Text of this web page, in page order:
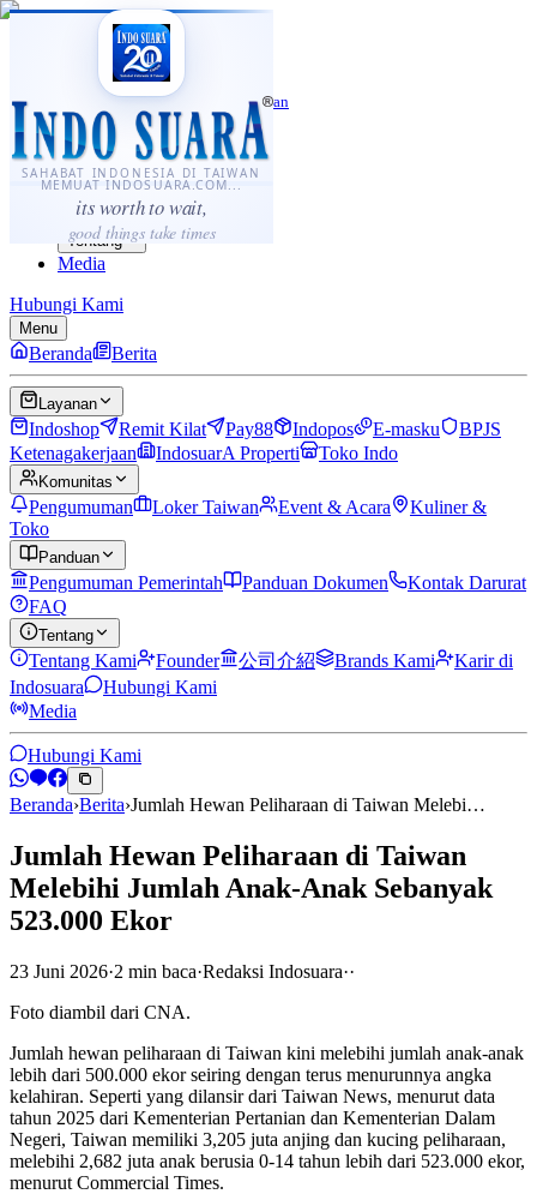
SAHABAT INDONESIA DI TAIWAN
MEMUAT INDOSUARA.COM...
its worth to wait,
good things take times
·...
⌘K
Sahabat Indonesia di Taiwan
Berita
Layanan
Komunitas
Panduan
Tentang
Media
Hubungi Kami
Menu
Beranda Berita
Layanan
Indoshop Remit Kilat Pay88 Indopos E-masku
BPJS
Ketenagakerjaan
IndosuarA Properti Toko Indo
Komunitas
Pengumuman Loker Taiwan Event & Acara
Kuliner &
Toko
Panduan
Pengumuman Pemerintah Panduan Dokumen
Kontak Darurat
FAQ
Tentang
Tentang Kami Founder 公司介紹 Brands Kami
Karir di
Indosuara
Hubungi Kami
Media
Hubungi Kami
Beranda›Berita›Jumlah Hewan Peliharaan di Taiwan Melebi…
Jumlah Hewan Peliharaan di Taiwan
Melebihi Jumlah Anak-Anak Sebanyak
523.000 Ekor
23 Juni 2026·2 min baca·Redaksi Indosuara··
Foto diambil dari CNA.
Jumlah hewan peliharaan di Taiwan kini melebihi jumlah anak-anak
lebih dari 500.000 ekor seiring dengan terus menurunnya angka
kelahiran. Seperti yang dilansir dari Taiwan News, menurut data
tahun 2025 dari Kementerian Pertanian dan Kementerian Dalam
Negeri, Taiwan memiliki 3,205 juta anjing dan kucing peliharaan,
melebihi 2,682 juta anak berusia 0-14 tahun lebih dari 523.000 ekor,
menurut Commercial Times.